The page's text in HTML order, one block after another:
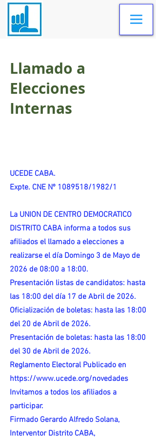
Llamado a
Elecciones
Internas
UCEDE CABA.
Expte. CNE Nº 1089518/1982/1
La UNION DE CENTRO DEMOCRATICO
DISTRITO CABA informa a todos sus
afiliados el llamado a elecciones a
realizarse el día Domingo 3 de Mayo de
2026 de 08:00 a 18:00.
Presentación listas de candidatos: hasta
las 18:00 del día 17 de Abril de 2026.
Oficialización de boletas: hasta las 18:00
del 20 de Abril de 2026.
Presentación de boletas: hasta las 18:00
del 30 de Abril de 2026.
Reglamento Electoral Publicado en
https://www.ucede.org/novedades
Invitamos a todos los afiliados a
participar.
Firmado Gerardo Alfredo Solana,
Interventor Distrito CABA,